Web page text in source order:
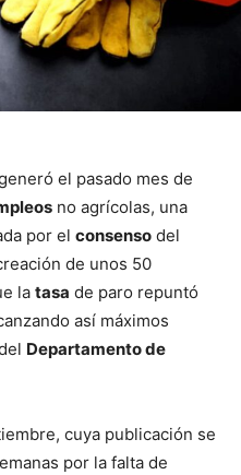
el pasado mes de
no agrícolas, una
por el consenso del
de unos 50
la tasa de paro repuntó
así máximos
Departamento de
cuya publicación se
por la falta de